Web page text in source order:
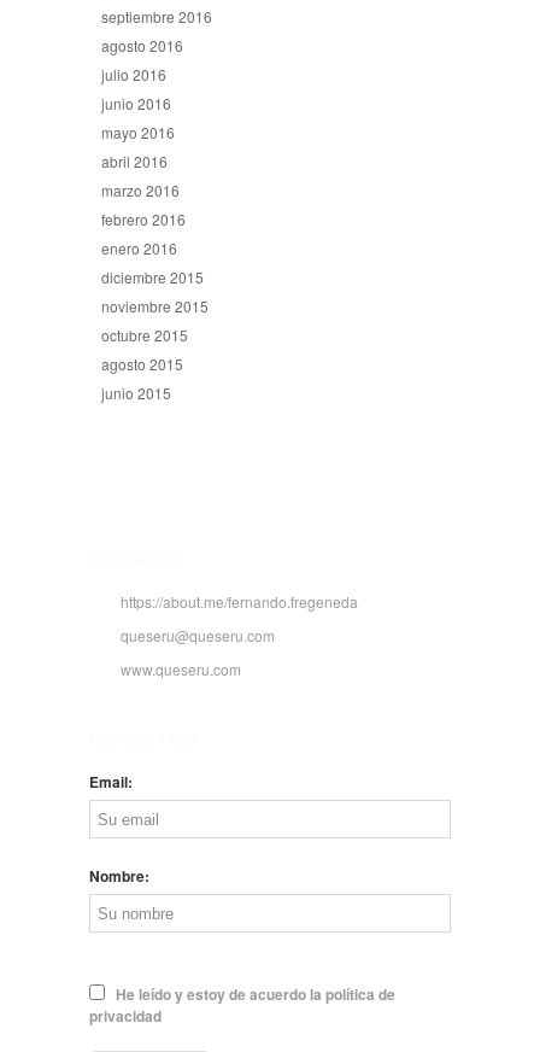
septiembre 2016
agosto 2016
julio 2016
junio 2016
mayo 2016
abril 2016
marzo 2016
febrero 2016
enero 2016
diciembre 2015
noviembre 2015
octubre 2015
agosto 2015
junio 2015
https://about.me/fernando.fregeneda
queseru@queseru.com
www.queseru.com
Email:
Nombre:
He leído y estoy de acuerdo la política de
privacidad